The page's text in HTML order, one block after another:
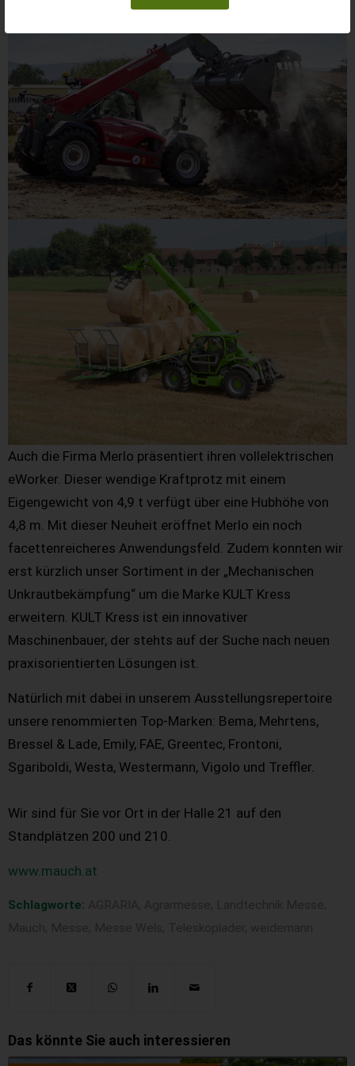
Auch die Firma Merlo präsentiert ihren vollelektrischen
eWorker. Dieser wendige Kraftprotz mit einem
Eigengewicht von 4,9 t verfügt über eine Hubhöhe von
4,8 m. Mit dieser Neuheit eröffnet Merlo ein noch
facettenreicheres Anwendungsfeld. Zudem konnten wir
erst kürzlich unser Sortiment in der „Mechanischen
Unkrautbekämpfung“ um die Marke KULT Kress
erweitern. KULT Kress ist ein innovativer
Maschinenbauer, der stehts auf der Suche nach neuen
praxisorientierten Lösungen ist.
Natürlich mit dabei in unserem Ausstellungsrepertoire
unsere renommierten Top-Marken: Bema, Mehrtens,
Bressel & Lade, Emily, FAE, Greentec, Frontoni,
Sgariboldi, Westa, Westermann, Vigolo und Treffler.
Wir sind für Sie vor Ort in der Halle 21 auf den
Standplätzen 200 und 210.
www.mauch.at
Schlagworte:
Das könnte Sie auch interessieren